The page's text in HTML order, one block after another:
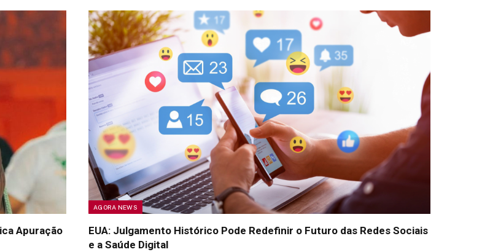
Apuração
AGORA NEWS
EUA: Julgamento Histórico Pode Redefinir o Futuro das Redes Sociais
e a Saúde Digital